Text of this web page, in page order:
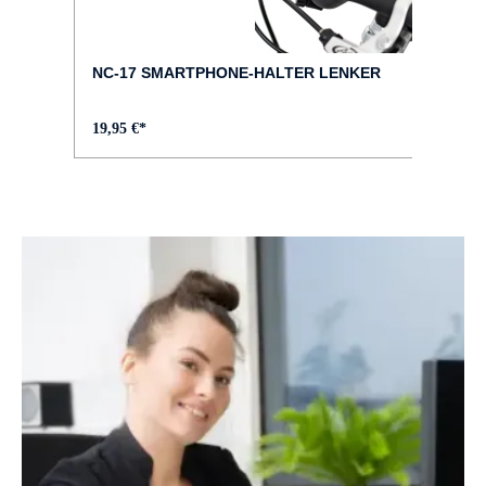
FELGEN :
DDM-2
GEPÄCKTRÄGER :
MonkeyLoad angeschweißt, in Rahmenfarbe
GEWICHT :
ca. 24,6 kg
NC-17 SMARTPHONE-HALTER LENKER
19,95 €*